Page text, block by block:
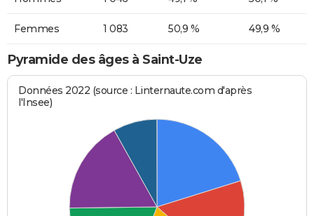
Femmes 1 083 50,9 % 49,9 %
Pyramide des âges à Saint-Uze
Données 2022 (source : Linternaute.com d'après
l'Insee)